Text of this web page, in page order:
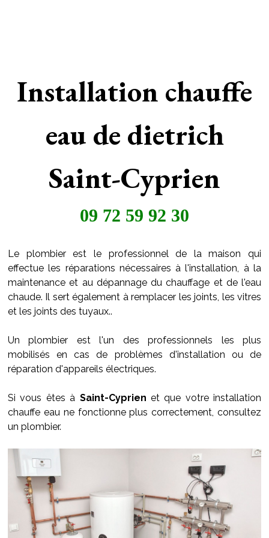
Installation chauffe
eau de dietrich
Saint-Cyprien
09 72 59 92 30
Le plombier est le professionnel de la maison qui
effectue les réparations nécessaires à l'installation, à la
maintenance et au dépannage du chauffage et de l'eau
chaude. Il sert également à remplacer les joints, les vitres
et les joints des tuyaux..
Un plombier est l'un des professionnels les plus
mobilisés en cas de problèmes d'installation ou de
réparation d'appareils électriques.
Si vous êtes à Saint-Cyprien et que votre installation
chauffe eau ne fonctionne plus correctement, consultez
un plombier.